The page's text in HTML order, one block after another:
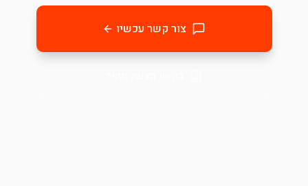
צור קשר עכשיו